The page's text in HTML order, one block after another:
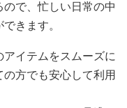
で、忙しい日常の中
きます。
イテムをスムーズに
方でも安心して利用